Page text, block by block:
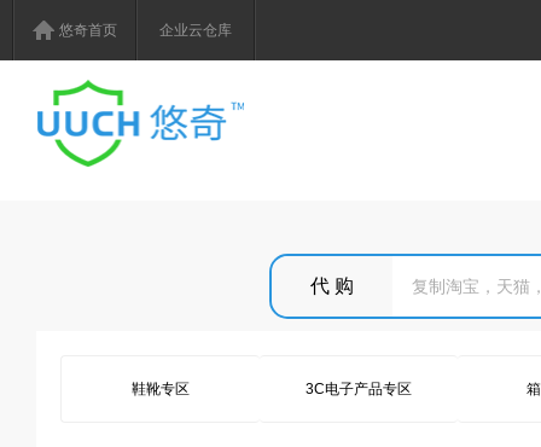
悠奇首页 企业云仓库
鞋靴专区 3C电子产品专区